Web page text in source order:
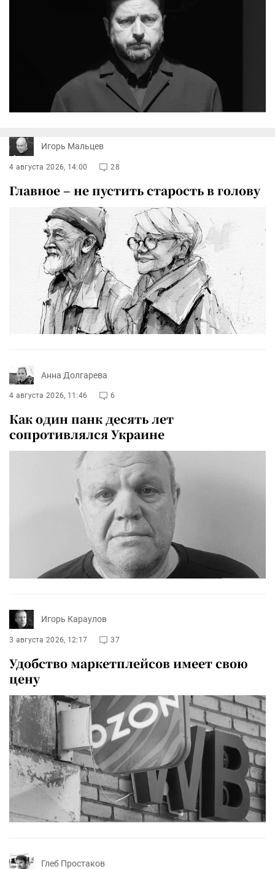
Игорь Мальцев
4 августа 2026, 14:00 28
Главное – не пустить старость в голову
Анна Долгарева
4 августа 2026, 11:46 6
Как один панк десять лет
сопротивлялся Украине
Игорь Караулов
3 августа 2026, 12:17 37
Удобство маркетплейсов имеет свою
цену
Глеб Простаков